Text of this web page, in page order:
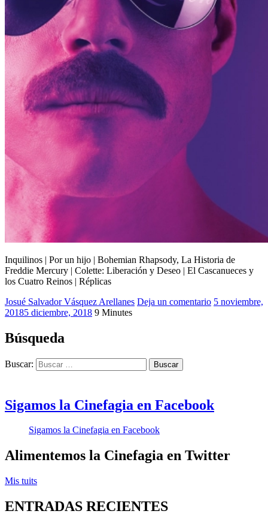
Inquilinos | Por un hijo | Bohemian Rhapsody, La Historia de
Freddie Mercury | Colette: Liberación y Deseo | El Cascanueces y
los Cuatro Reinos | Réplicas
Josué Salvador Vásquez Arellanes 2018 ,
Inquilinos,
un
Réplicas
Deja un comentario 5 noviembre,
20185 diciembre, 2018 9 Minutes
Búsqueda
Buscar:
Sigamos la Cinefagia en Facebook
Sigamos la Cinefagia en Facebook
Alimentemos la Cinefagia en Twitter
Mis tuits
ENTRADAS RECIENTES